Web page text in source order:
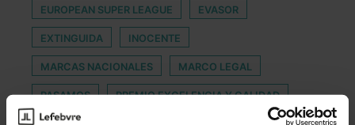
EUROPEAN SUPER LEAGUE EVASOR
EXTINGUIDA INOCENTE
MARCAS NACIONALES MARCO LEGAL
PASAMOS PREMIO EXCELENCIA Y CALIDAD